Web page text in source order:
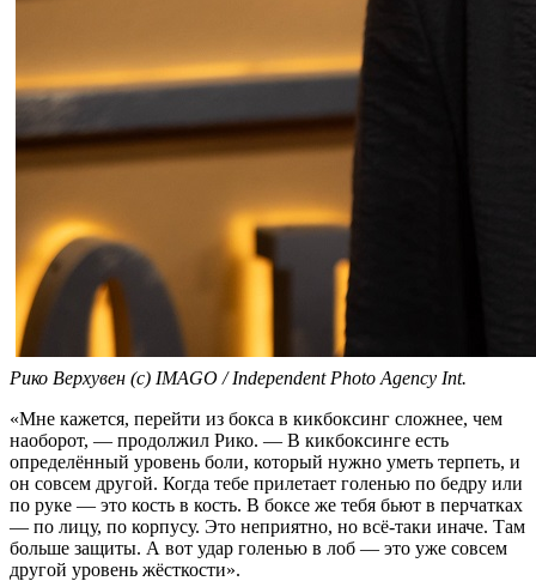
Рико Верхувен (с) IMAGO / Independent Photo Agency Int.
«Мне кажется, перейти из бокса в кикбоксинг сложнее, чем
наоборот, — продолжил Рико. — В кикбоксинге есть
определённый уровень боли, который нужно уметь терпеть, и
он совсем другой. Когда тебе прилетает голенью по бедру или
по руке — это кость в кость. В боксе же тебя бьют в перчатках
— по лицу, по корпусу. Это неприятно, но всё-таки иначе. Там
больше защиты. А вот удар голенью в лоб — это уже совсем
другой уровень жёсткости».